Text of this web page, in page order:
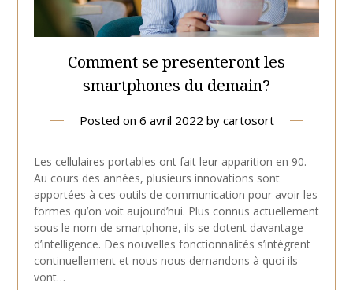
Comment se presenteront les
smartphones du demain?
Posted on 6 avril 2022 by cartosort
Les cellulaires portables ont fait leur apparition en 90.
Au cours des années, plusieurs innovations sont
apportées à ces outils de communication pour avoir les
formes qu’on voit aujourd’hui. Plus connus actuellement
sous le nom de smartphone, ils se dotent davantage
d’intelligence. Des nouvelles fonctionnalités s’intègrent
continuellement et nous nous demandons à quoi ils
vont…